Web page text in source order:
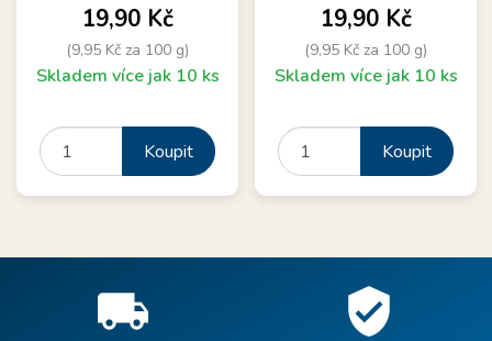
Cena
19,90 Kč
(9,95 Kč za 100 g)
Skladem více jak 10 ks
Koupit
Cena
19,90 Kč
(9,95 Kč za 100 g)
Skladem více jak 10 ks
Koupit
local_shipping verified_user